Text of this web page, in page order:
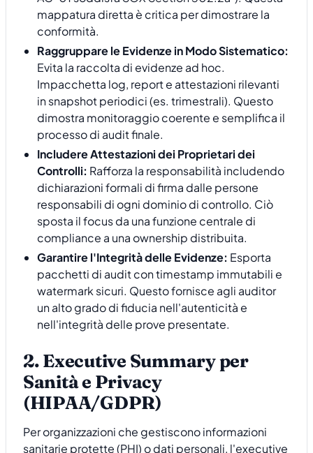
mappatura diretta è critica per dimostrare la
conformità.
Raggruppare le Evidenze in Modo Sistematico:
Evita la raccolta di evidenze ad hoc.
Impacchetta log, report e attestazioni rilevanti
in snapshot periodici (es. trimestrali). Questo
dimostra monitoraggio coerente e semplifica il
processo di audit finale.
Includere Attestazioni dei Proprietari dei
Controlli: Rafforza la responsabilità includendo
dichiarazioni formali di firma dalle persone
responsabili di ogni dominio di controllo. Ciò
sposta il focus da una funzione centrale di
compliance a una ownership distribuita.
Garantire l'Integrità delle Evidenze: Esporta
pacchetti di audit con timestamp immutabili e
watermark sicuri. Questo fornisce agli auditor
un alto grado di fiducia nell'autenticità e
nell'integrità delle prove presentate.
2. Executive Summary per
Sanità e Privacy
(HIPAA/GDPR)
Per organizzazioni che gestiscono informazioni
sanitarie protette (PHI) o dati personali, l'executive